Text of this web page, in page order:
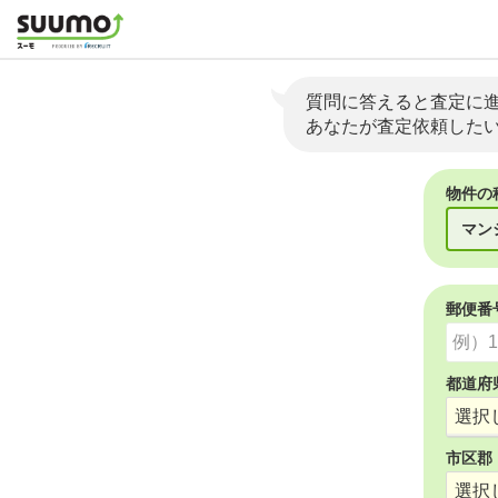
質問に答えると査定に
あなたが査定依頼した
物件の
マン
郵便番
都道府
市区郡